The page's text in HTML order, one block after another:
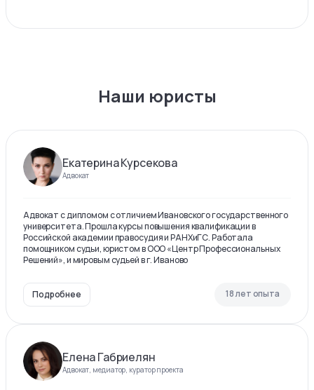
Наши юристы
Екатерина Курсекова
Адвокат
Адвокат с дипломом с отличием Ивановского государственного
университета. Прошла курсы повышения квалификации в
Российской академии правосудия и РАНХиГС. Работала
помощником судьи, юристом в ООО «Центр Профессиональных
Решений», и мировым судьей в г. Иваново
Подробнее 18 лет опыта
Елена Габриелян
Адвокат, медиатор, куратор проекта